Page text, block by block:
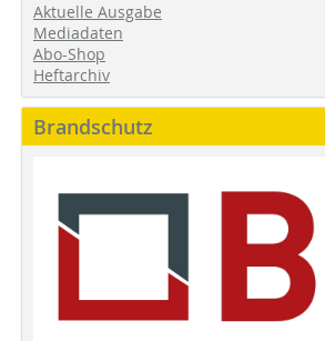
Aktuelle Ausgabe
Mediadaten
Abo-Shop
Heftarchiv
Brandschutz